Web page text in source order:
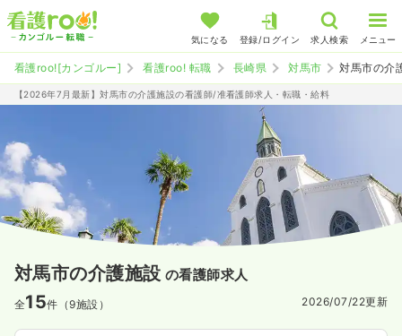
気になる 登録/ログイン 求人検索 メニュー
看護roo![カンゴルー] 看護roo! 転職 長崎県 対馬市 対馬市の介
【2026年7月最新】対馬市の介護施設の看護師/准看護師求人・転職・給料
対馬市の介護施設 の看護師求人
全15件（9施設） 2026/07/22更新